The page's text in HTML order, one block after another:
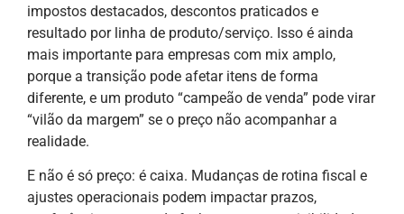
impostos destacados, descontos praticados e
resultado por linha de produto/serviço. Isso é ainda
mais importante para empresas com mix amplo,
porque a transição pode afetar itens de forma
diferente, e um produto “campeão de venda” pode virar
“vilão da margem” se o preço não acompanhar a
realidade.
E não é só preço: é caixa. Mudanças de rotina fiscal e
ajustes operacionais podem impactar prazos,